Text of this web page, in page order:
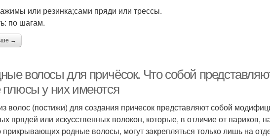
или резинка;сами пряди или трессы.
по шагам.
→
волосы для причёсок. Что собой
плюсы у них имеются
волос (постижи) для создания причесок представляют собой
прядей или искусственных волокон, которые, в отличие от париков,
прикрывающих родные волосы, могут закрепляться только лишь на